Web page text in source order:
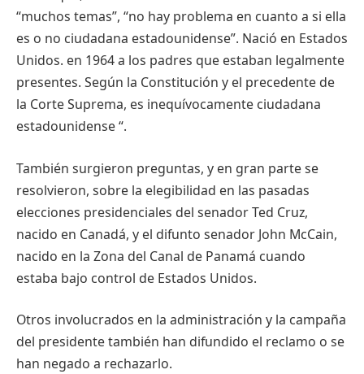
“muchos temas”, “no hay problema en cuanto a si ella
es o no ciudadana estadounidense”. Nació en Estados
Unidos. en 1964 a los padres que estaban legalmente
presentes. Según la Constitución y el precedente de
la Corte Suprema, es inequívocamente ciudadana
estadounidense “.
También surgieron preguntas, y en gran parte se
resolvieron, sobre la elegibilidad en las pasadas
elecciones presidenciales del senador Ted Cruz,
nacido en Canadá, y el difunto senador John McCain,
nacido en la Zona del Canal de Panamá cuando
estaba bajo control de Estados Unidos.
Otros involucrados en la administración y la campaña
del presidente también han difundido el reclamo o se
han negado a rechazarlo.